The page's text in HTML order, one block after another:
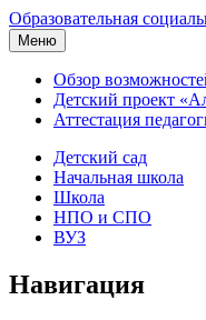
Образовательная
Меню
Обзор
Детский проект
Аттестация
Детский сад
Начальная школа
Школа
НПО и СПО
ВУЗ
Навигация